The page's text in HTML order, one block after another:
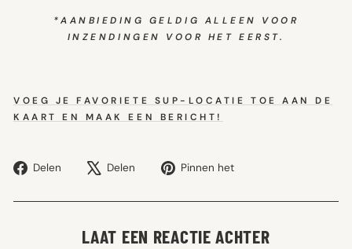
*AANBIEDING GELDIG ALLEEN VOOR
INZENDINGEN VOOR HET EERST.
VOEG JE FAVORIETE SUP-LOCATIE TOE AAN DE
KAART EN MAAK EEN BERICHT!
Delen
Deel
Delen
Tweet Pinnen het
LAAT EEN REACTIE ACHTER